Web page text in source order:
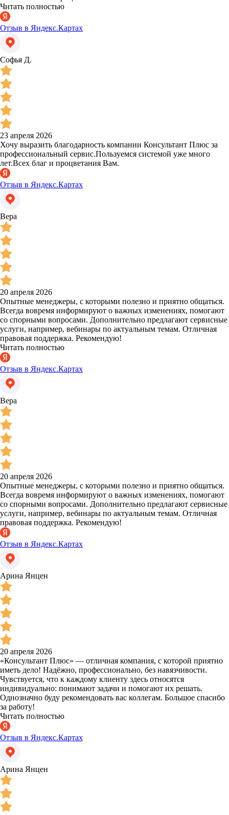
Читать полностью
Отзыв в Яндекс.Картах
Софья Д.
23 апреля 2026
Хочу выразить благодарность компании Консультант Плюс за
профессиональный сервис.Пользуемся системой уже много
лет.Всех благ и процветания Вам.
Отзыв в Яндекс.Картах
Вера
20 апреля 2026
Опытные менеджеры, с которыми полезно и приятно общаться.
Всегда вовремя информируют о важных изменениях, помогают
со спорными вопросами. Дополнительно предлагают сервисные
услуги, например, вебинары по актуальным темам. Отличная
правовая поддержка. Рекомендую!
Читать полностью
Отзыв в Яндекс.Картах
Вера
20 апреля 2026
Опытные менеджеры, с которыми полезно и приятно общаться.
Всегда вовремя информируют о важных изменениях, помогают
со спорными вопросами. Дополнительно предлагают сервисные
услуги, например, вебинары по актуальным темам. Отличная
правовая поддержка. Рекомендую!
Отзыв в Яндекс.Картах
Арина Янцен
20 апреля 2026
«Консультант Плюс» — отличная компания, с которой приятно
иметь дело! Надёжно, профессионально, без навязчивости.
Чувствуется, что к каждому клиенту здесь относятся
индивидуально: понимают задачи и помогают их решать.
Однозначно буду рекомендовать вас коллегам. Большое спасибо
за работу!
Читать полностью
Отзыв в Яндекс.Картах
Арина Янцен